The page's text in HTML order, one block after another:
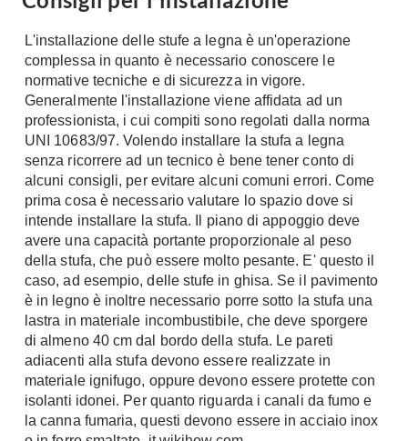
L'installazione delle stufe a legna è un'operazione
complessa in quanto è necessario conoscere le
normative tecniche e di sicurezza in vigore.
Generalmente l'installazione viene affidata ad un
professionista, i cui compiti sono regolati dalla norma
UNI 10683/97. Volendo installare la stufa a legna
senza ricorrere ad un tecnico è bene tener conto di
alcuni consigli, per evitare alcuni comuni errori. Come
prima cosa è necessario valutare lo spazio dove si
intende installare la stufa. Il piano di appoggio deve
avere una capacità portante proporzionale al peso
della stufa, che può essere molto pesante. E' questo il
caso, ad esempio, delle stufe in ghisa. Se il pavimento
è in legno è inoltre necessario porre sotto la stufa una
lastra in materiale incombustibile, che deve sporgere
di almeno 40 cm dal bordo della stufa. Le pareti
adiacenti alla stufa devono essere realizzate in
materiale ignifugo, oppure devono essere protette con
isolanti idonei. Per quanto riguarda i canali da fumo e
la canna fumaria, questi devono essere in acciaio inox